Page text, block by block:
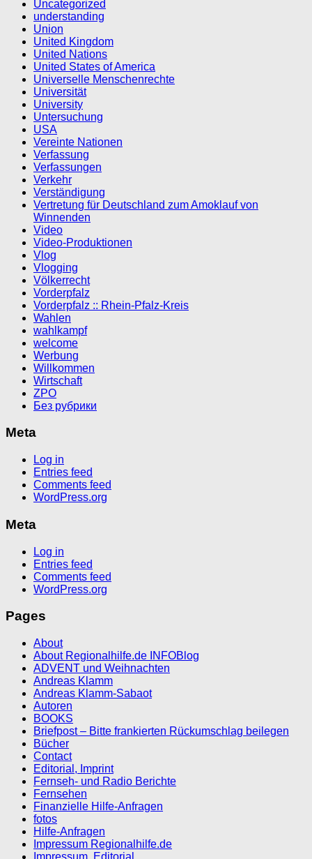
Uncategorized
understanding
Union
United Kingdom
United Nations
United States of America
Universelle Menschenrechte
Universität
University
Untersuchung
USA
Vereinte Nationen
Verfassung
Verfassungen
Verkehr
Verständigung
Vertretung für Deutschland zum Amoklauf von
Winnenden
Video
Video-Produktionen
Vlog
Vlogging
Völkerrecht
Vorderpfalz
Vorderpfalz :: Rhein-Pfalz-Kreis
Wahlen
wahlkampf
welcome
Werbung
Willkommen
Wirtschaft
ZPO
Без рубрики
Meta
Log in
Entries feed
Comments feed
WordPress.org
Meta
Log in
Entries feed
Comments feed
WordPress.org
Pages
About
About Regionalhilfe.de INFOBlog
ADVENT und Weihnachten
Andreas Klamm
Andreas Klamm-Sabaot
Autoren
BOOKS
Briefpost – Bitte frankierten Rückumschlag beilegen
Bücher
Contact
Editorial, Imprint
Fernseh- und Radio Berichte
Fernsehen
Finanzielle Hilfe-Anfragen
fotos
Hilfe-Anfragen
Impressum Regionalhilfe.de
Impressum, Editorial